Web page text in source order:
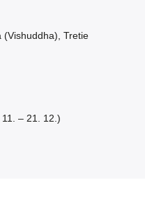
(Vishuddha) Tretie
– 21. 12.)